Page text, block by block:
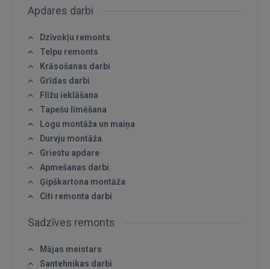
Apdares darbi
Dzīvokļu remonts
Telpu remonts
Krāsošanas darbi
Grīdas darbi
Flīžu ieklāšana
Tapešu līmēšana
Logu montāža un maiņa
Durvju montāža
Griestu apdare
Apmešanas darbi
Ģipškartona montāža
Citi remonta darbi
Sadzīves remonts
Mājas meistars
Santehnikas darbi